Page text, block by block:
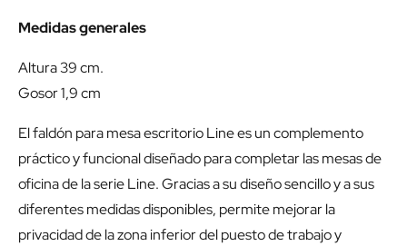
Medidas generales
Altura 39 cm.
Gosor 1,9 cm
El faldón para mesa escritorio Line es un complemento
práctico y funcional diseñado para completar las mesas de
oficina de la serie Line. Gracias a su diseño sencillo y a sus
diferentes medidas disponibles, permite mejorar la
privacidad de la zona inferior del puesto de trabajo y